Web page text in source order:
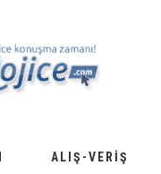
ALIŞ-VERIŞ